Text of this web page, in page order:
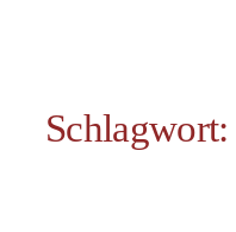
Schlagwort: